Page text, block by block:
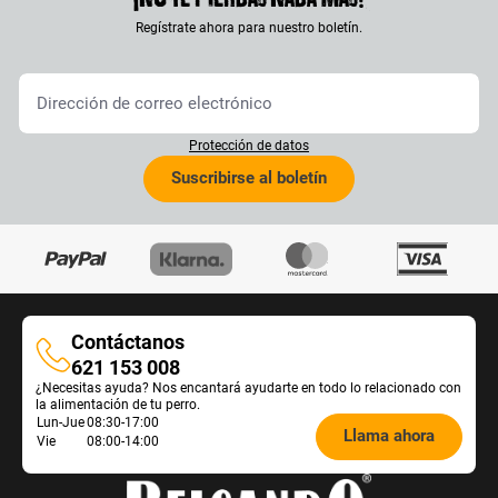
Regístrate ahora para nuestro boletín.
Protección de datos
Suscribirse al boletín
Contáctanos
Contáctanos
621 153 008
¿Necesitas ayuda? Nos encantará ayudarte en todo lo relacionado con
la alimentación de tu perro.
Öffnungszeiten
Futterberatung:
Lun-Jue08:30-17:00
Vie
08:00-14:00 Llama ahora